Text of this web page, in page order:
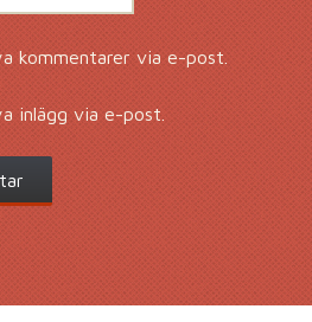
kommentarer via e-post.
inlägg via e-post.